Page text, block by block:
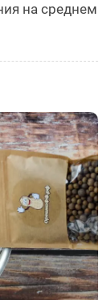
на среднем